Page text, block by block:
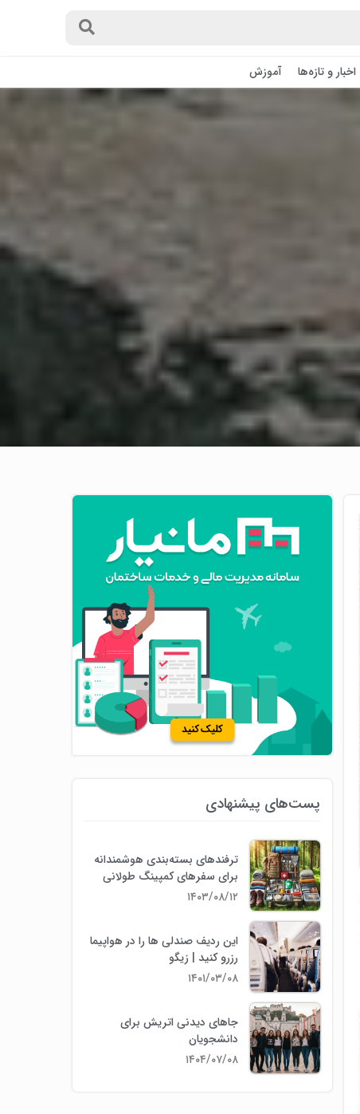
اخبار و تازه‌ها آموزش
پست‌های پیشنهادی
ترفندهای بسته‌بندی هوشمندانه
برای سفرهای کمپینگ طولانی
۱۴۰۳/۰۸/۱۲
این ردیف صندلی ها را در هواپیما
رزرو کنید | زیگو
۱۴۰۱/۰۳/۰۸
جاهای دیدنی اتریش برای
دانشجویان
۱۴۰۴/۰۷/۰۸